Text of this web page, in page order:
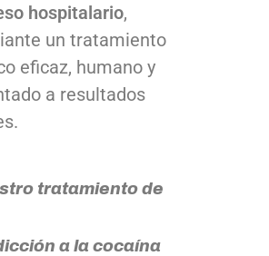
hospitalario,
un tratamiento
eficaz, humano y
a resultados
tratamiento de
a la cocaína